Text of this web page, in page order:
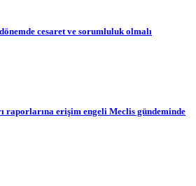
cesaret ve sorumluluk olmalı
raporlarına erişim engeli Meclis gündeminde